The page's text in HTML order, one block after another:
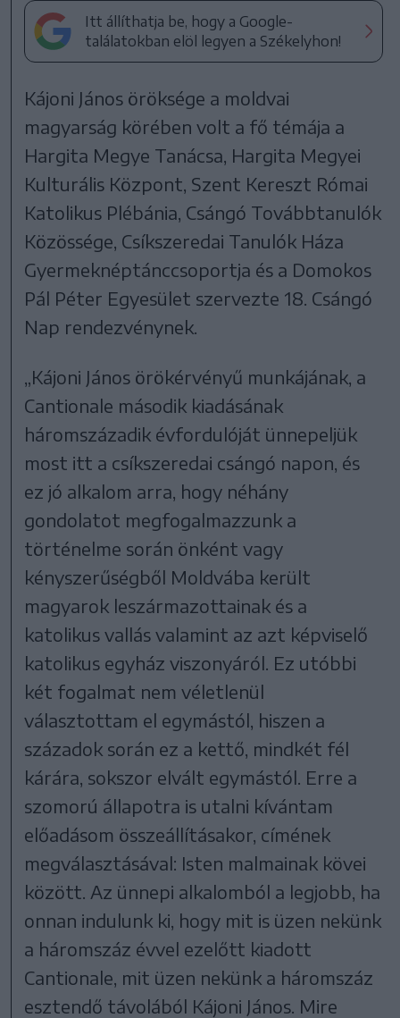
Itt állíthatja be, hogy a Google-
találatokban elöl legyen a Székelyhon!
Kájoni János öröksége a moldvai
magyarság körében volt a fő témája a
Hargita Megye Tanácsa, Hargita Megyei
Kulturális Központ, Szent Kereszt Római
Katolikus Plébánia, Csángó Továbbtanulók
Közössége, Csíkszeredai Tanulók Háza
Gyermeknéptánccsoportja és a Domokos
Pál Péter Egyesület szervezte 18. Csángó
Nap rendezvénynek.
„Kájoni János örökérvényű munkájának, a
Cantionale második kiadásának
háromszázadik évfordulóját ünnepeljük
most itt a csíkszeredai csángó napon, és
ez jó alkalom arra, hogy néhány
gondolatot megfogalmazzunk a
történelme során önként vagy
kényszerűségből Moldvába került
magyarok leszármazottainak és a
katolikus vallás valamint az azt képviselő
katolikus egyház viszonyáról. Ez utóbbi
két fogalmat nem véletlenül
választottam el egymástól, hiszen a
századok során ez a kettő, mindkét fél
kárára, sokszor elvált egymástól. Erre a
szomorú állapotra is utalni kívántam
előadásom összeállításakor, címének
megválasztásával: Isten malmainak kövei
között. Az ünnepi alkalomból a legjobb, ha
onnan indulunk ki, hogy mit is üzen nekünk
a háromszáz évvel ezelőtt kiadott
Cantionale, mit üzen nekünk a háromszáz
esztendő távolából Kájoni János. Mire